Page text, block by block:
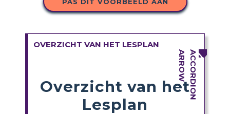
OVERZICHT VAN HET LESPLAN
Overzicht van het
Lesplan